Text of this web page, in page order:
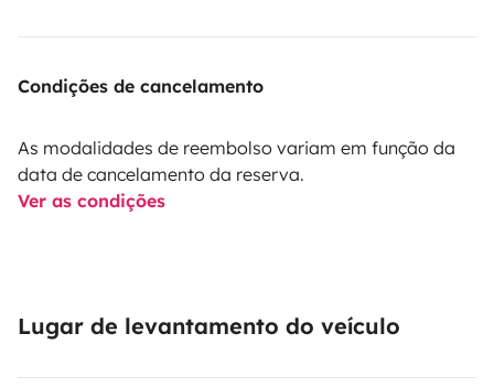
Condições de cancelamento
As modalidades de reembolso variam em função da
data de cancelamento da reserva.
Ver as condições
Lugar de levantamento do veículo